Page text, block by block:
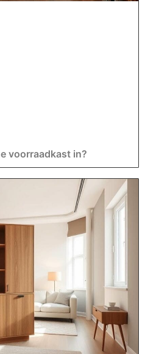
voorraadkast in?